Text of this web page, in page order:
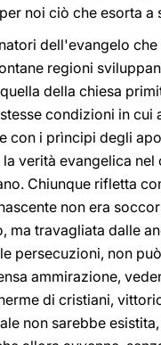
noi ciò che esorta a
dell'evangelo
regioni
della chiesa
condizioni in cui
con i prìncipi degli
verità evangelica nel
Chiunque rifletta
non era
ma travagliata dalle
persecuzioni, non
ammirazione,
di cristiani,
non sarebbe